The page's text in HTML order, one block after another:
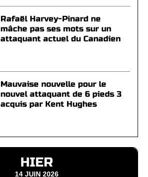
Rafaël Harvey-Pinard ne
mâche pas ses mots sur un
attaquant actuel du Canadien
Mauvaise nouvelle pour le
nouvel attaquant de 6 pieds 3
acquis par Kent Hughes
HIER
14 JUIN 2026